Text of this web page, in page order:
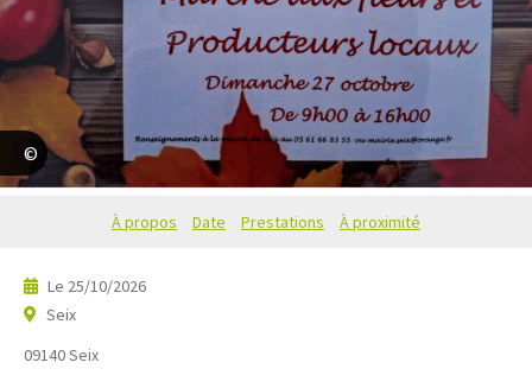
Mairie de Seix
À propos Date Prestations À proximité
Le 25/10/2026
Seix
09140Seix